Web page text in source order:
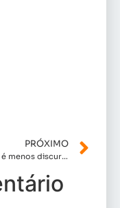
PRÓXIMO
Por aqui é menos discurso e mais RESULTADO!